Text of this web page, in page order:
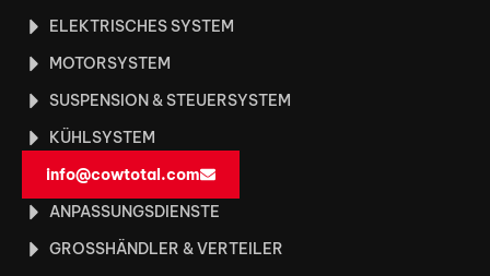
ELEKTRISCHES SYSTEM
MOTORSYSTEM
SUSPENSION & STEUERSYSTEM
KÜHLSYSTEM
info@cowtotal.com
ANPASSUNGSDIENSTE
GROSSHÄNDLER & VERTEILER